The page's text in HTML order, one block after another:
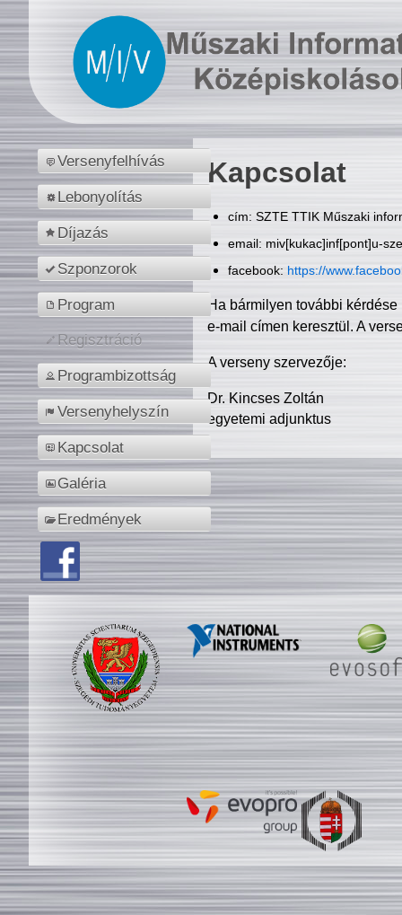
Versenyfelhívás
Lebonyolítás
Díjazás
Szponzorok
Program
Regisztráció
Programbizottság
Versenyhelyszín
Kapcsolat
Galéria
Eredmények
Kapcsolat
cím: SZTE TTIK Műszaki
email: miv[kukac]inf[pont]u-
facebook: https://
Ha bármilyen további
e-mail címen keresztül. A
A verseny szervezője:
Dr. Kincses Zoltán
egyetemi adjunktus